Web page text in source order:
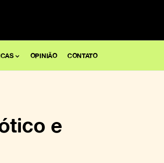
OPINIÃO CONTATO
e